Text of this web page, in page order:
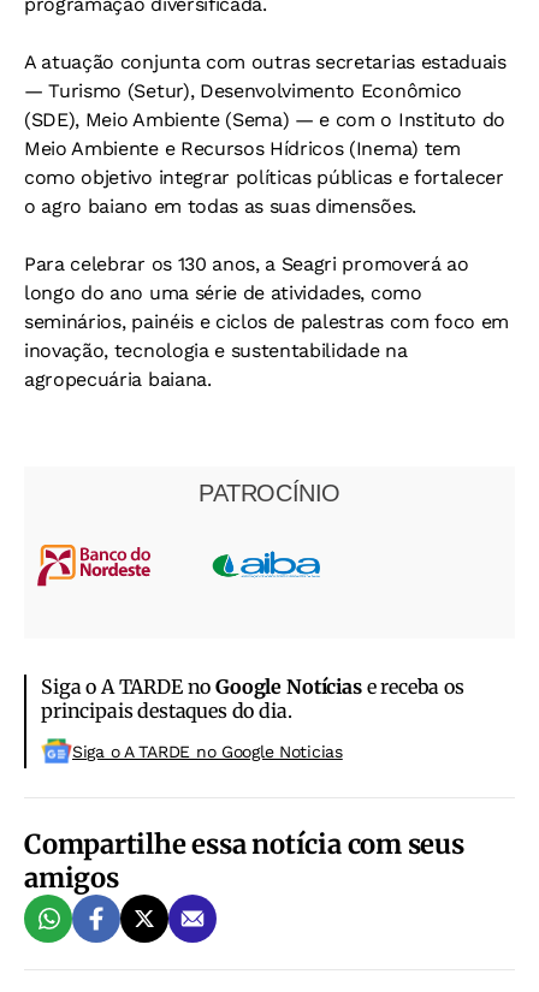
A atuação conjunta com outras secretarias estaduais
— Turismo (Setur), Desenvolvimento Econômico
(SDE), Meio Ambiente (Sema) — e com o Instituto do
Meio Ambiente e Recursos Hídricos (Inema) tem
como objetivo integrar políticas públicas e fortalecer
o agro baiano em todas as suas dimensões.
Para celebrar os 130 anos, a Seagri promoverá ao
longo do ano uma série de atividades, como
seminários, painéis e ciclos de palestras com foco em
inovação, tecnologia e sustentabilidade na
agropecuária baiana.
PATROCÍNIO
Siga o A TARDE noGoogle Notíciase receba os
principais destaques do dia.
Siga o A TARDE no Google Noticias
Compartilhe essa notícia com seus
amigos